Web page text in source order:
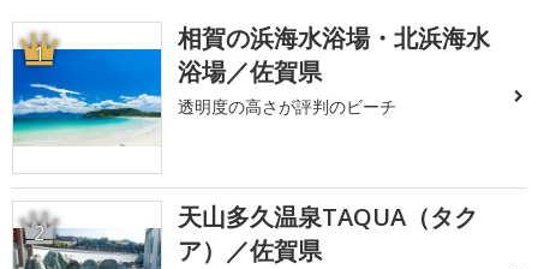
1
相賀の浜海水浴場・北浜海水
浴場／佐賀県
透明度の高さが評判のビーチ
2
天山多久温泉TAQUA（タク
ア）／佐賀県